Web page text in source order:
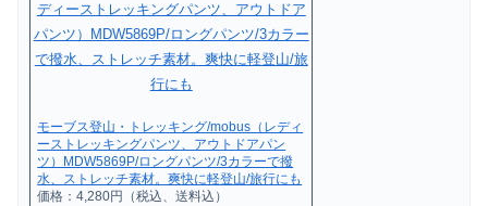
モーブス登山・トレッキング/mobus（レディ
ーストレッキングパンツ、アウトドアパン
ツ）MDW5869P/ロングパンツ/3カラーで撥
水、ストレッチ素材。爽快に軽登山/旅行にも
価格：4,280円（税込、送料込）